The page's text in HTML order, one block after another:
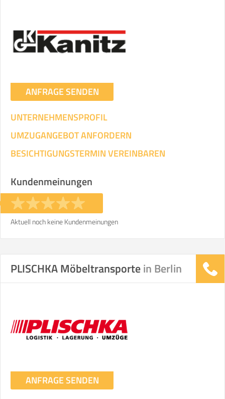
Mitarbeiter Zeit pro Mitarbeiter
KOSTENSCHÄTZUNG:
ICH MÖCHTE ANGEBOTE ANFORDERN
SO ERRECHNET SICH DIE KOSTENSCHÄTZUNG
ANFRAGE SENDEN
UNTERNEHMENSPROFIL
UMZUGANGEBOT ANFORDERN
BESICHTIGUNGSTERMIN VEREINBAREN
Kundenmeinungen
Aktuell noch keine Kundenmeinungen
PLISCHKA Möbeltransportein Berlin
ANFRAGE SENDEN